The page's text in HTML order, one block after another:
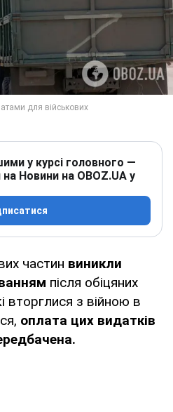
у курсі головного —
на Новини на OBOZ.UA у
частин виникли
після обіцяних
вторглися з війною в
оплата цих видатків